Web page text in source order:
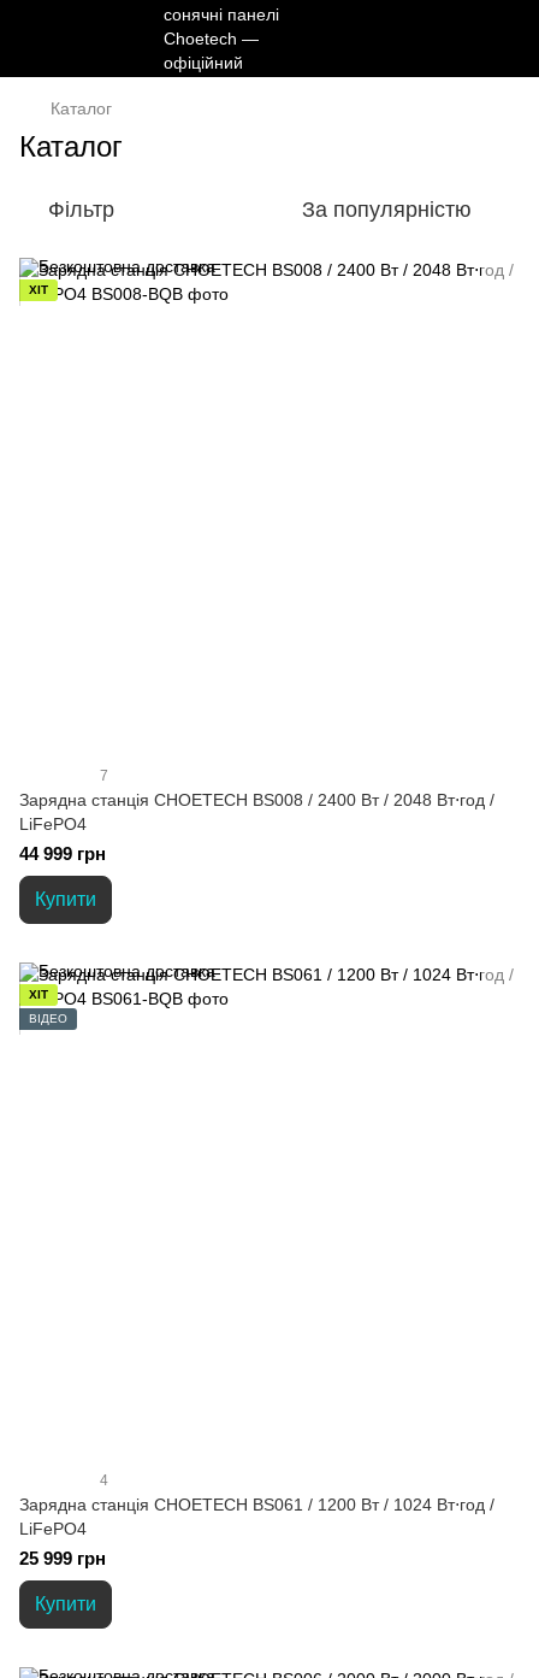
Каталог
Каталог
Фільтр За популярністю
ХІТ
7
Зарядна станція CHOETECH BS008 / 2400 Вт / 2048 Вт⋅год /
LiFePO4
44 999 грн
Купити
ХІТ
ВІДЕО
4
Зарядна станція CHOETECH BS061 / 1200 Вт / 1024 Вт⋅год /
LiFePO4
25 999 грн
Купити